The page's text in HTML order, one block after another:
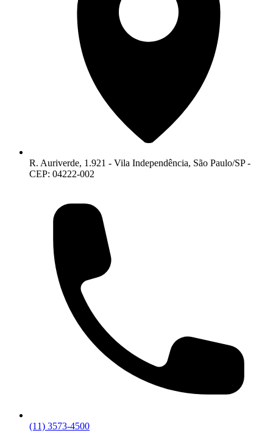
R. Auriverde, 1.921 - Vila Independência, São Paulo/SP -
CEP: 04222-002
(11) 3573-4500